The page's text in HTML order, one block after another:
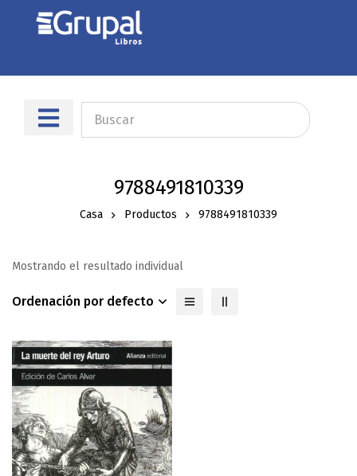
9788491810339
Casa Productos 9788491810339
Mostrando el resultado individual
Ordenación por defecto